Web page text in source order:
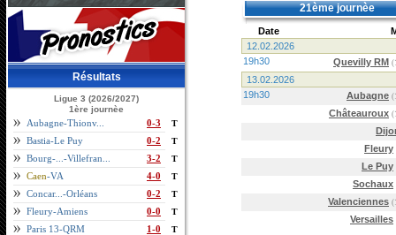
Résultats
Ligue 3 (2026/2027)
1ère journèe
Aubagne-Thionv... 0-3 T
Bastia-Le Puy 0-2 T
Bourg-...-Villefran... 3-2 T
Caen-VA 4-0 T
Concar...-Orléans 0-2 T
Fleury-Amiens 0-0 T
Paris 13-QRM 1-0 T
21ème journèe
Date
12.02.2026
19h30
Quevilly RM
13.02.2026
19h30
Aubagne
Châteauroux
Fleury
Le Puy
Sochaux
Valenciennes
Versailles